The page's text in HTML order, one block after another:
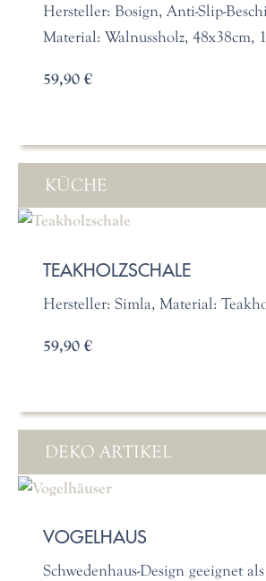
Hersteller: Bosign, Anti-Slip-
Material: Walnussholz, 48x38cm,
59,90 €
KÜCHE
TEAKHOLZSCHALE
Hersteller: Simla, Material:
59,90 €
DEKO ARTIKEL
VOGELHAUS
Schwedenhaus-Design geeignet